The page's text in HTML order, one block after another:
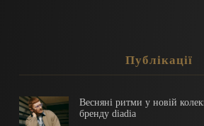
Публікації
Весняні ритми у новій
бренду diadia